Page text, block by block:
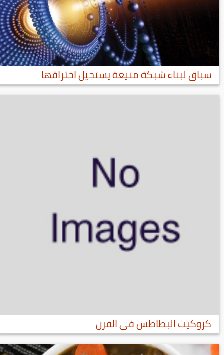
سباق لبناء شبكة منيعة يستحيل اختراقها
كروكيت البطاطس فى الفرن